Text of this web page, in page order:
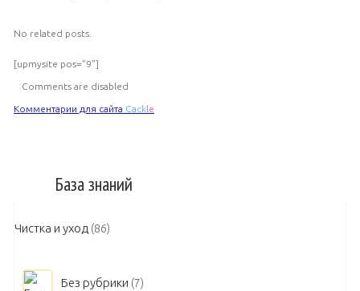
No related posts.
[upmysite pos="9"]
Comments are disabled
Комментарии для сайта Cackle
База знаний
Чистка и уход (86)
Без рубрики (7)